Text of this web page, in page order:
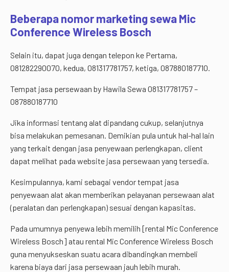
Beberapa nomor marketing sewa Mic
Conference Wireless Bosch
Selain itu, dapat juga dengan telepon ke Pertama,
081282290070, kedua, 081317781757, ketiga, 087880187710.
Tempat jasa persewaan by Hawila Sewa 081317781757 –
087880187710
Jika informasi tentang alat dipandang cukup, selanjutnya
bisa melakukan pemesanan. Demikian pula untuk hal-hal lain
yang terkait dengan jasa penyewaan perlengkapan, client
dapat melihat pada website jasa persewaan yang tersedia.
Kesimpulannya, kami sebagai vendor tempat jasa
penyewaan alat akan memberikan pelayanan persewaan alat
(peralatan dan perlengkapan) sesuai dengan kapasitas.
Pada umumnya penyewa lebih memilih [rental Mic Conference
Wireless Bosch] atau rental Mic Conference Wireless Bosch
guna menyukseskan suatu acara dibandingkan membeli
karena biaya dari jasa persewaan jauh lebih murah.